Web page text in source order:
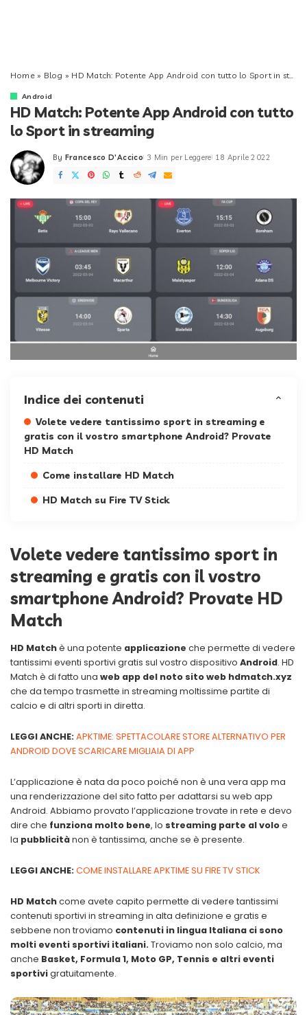
Home» Blog » HD Match: Potente App Android con tutto lo Sport in streaming
Android
HD Match: Potente App Android con tutto
lo Sport in streaming
Posted
by
By Francesco D'Accico 3 Min per Leggere 18 Aprile 2022
Indice dei contenuti
Volete vedere tantissimo sport in streaming e
gratis con il vostro smartphone Android? Provate
HD Match
Come installare HD Match
HD Match su Fire TV Stick
Volete vedere tantissimo sport in
streaming e gratis con il vostro
smartphone Android? Provate HD
Match
HD Matchè una potente applicazione che permette di vedere
tantissimi eventi sportivi gratis sul vostro dispositivo Android. HD
Match è di fatto una web app del noto sito web hdmatch.xyz
che da tempo trasmette in streaming moltissime partite di
calcio e di altri sporti in diretta.
LEGGI ANCHE: APKTIME: SPETTACOLARE STORE ALTERNATIVO PER
ANDROID DOVE SCARICARE MIGLIAIA DI APP
L’applicazione è nata da poco poiché non è una vera app ma
una renderizzazione del sito fatto per adattarsi su web app
Android. Abbiamo provato l’applicazione trovate in rete e devo
dire che funziona molto bene, lo streaming parte al voloe
la pubblicitànon è tantissima, anche se è presente.
LEGGI ANCHE: COME INSTALLARE APKTIME SU FIRE TV STICK
HD Matchcome avete capito permette di vedere tantissimi
contenuti sportivi in streaming in alta definizione e gratis e
sebbene non troviamo contenuti in lingua Italiana ci sono
molti eventi sportivi italiani. Troviamo non solo calcio, ma
anche Basket, Formula 1, Moto GP, Tennis e altri eventi
sportivigratuitamente.